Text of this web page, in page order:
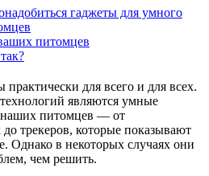
гаджеты для умного
питомцев
для всего и для всех.
являются умные
наших питомцев — от
трекеров, которые показывают
Однако в некоторых случаях они
чем решить.